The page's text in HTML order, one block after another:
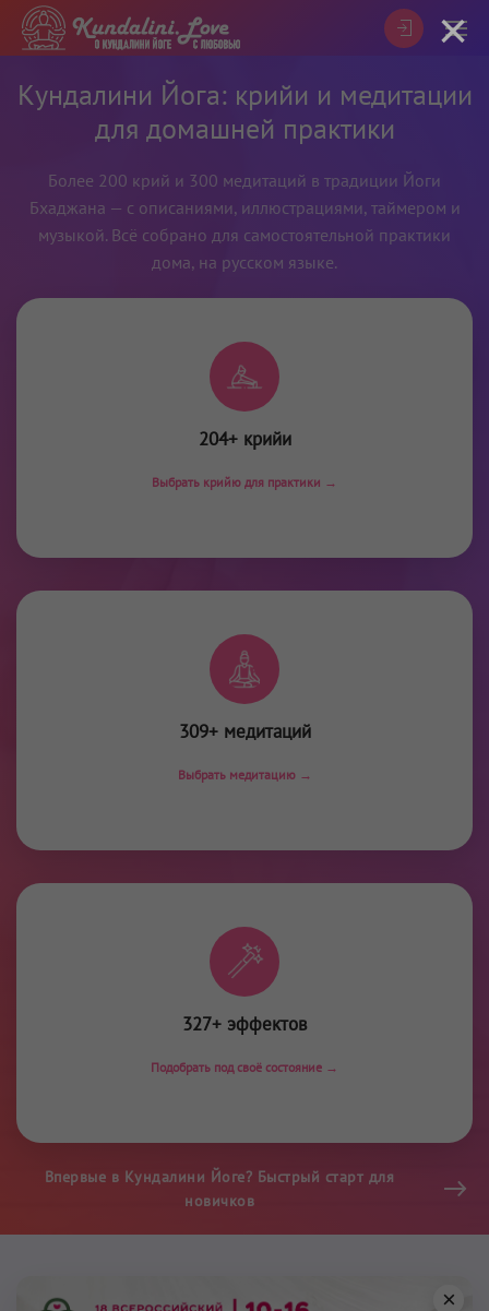
Кундалини Йога: крийи и медитации
для домашней практики
Более 200 крий и 300 медитаций в традиции Йоги
Бхаджана — с описаниями, иллюстрациями, таймером и
музыкой. Всё собрано для самостоятельной практики
дома, на русском языке.
204+ крийи
Выбрать крийю для практики →
309+ медитаций
Выбрать медитацию →
327+ эффектов
Подобрать под своё состояние →
Впервые в Кундалини Йоге? Быстрый старт для
новичков
×
×